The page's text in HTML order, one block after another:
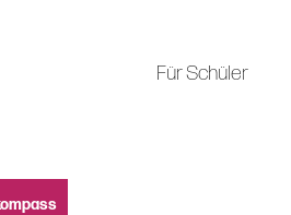
Für Schüler